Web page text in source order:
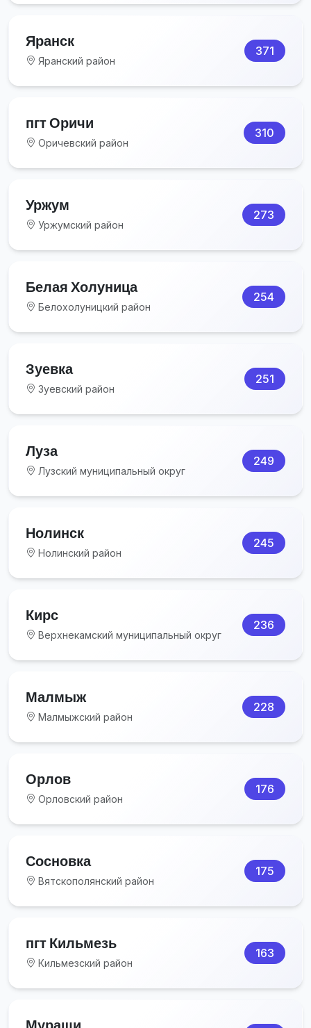
Яранск
Яранский район
371
пгт Оричи
Оричевский район
310
Уржум
Уржумский район
273
Белая Холуница
Белохолуницкий район
254
Зуевка
Зуевский район
251
Луза
Лузский муниципальный округ
249
Нолинск
Нолинский район
245
Кирс
Верхнекамский муниципальный округ
236
Малмыж
Малмыжский район
228
Орлов
Орловский район
176
Сосновка
Вятскополянский район
175
пгт Кильмезь
Кильмезский район
163